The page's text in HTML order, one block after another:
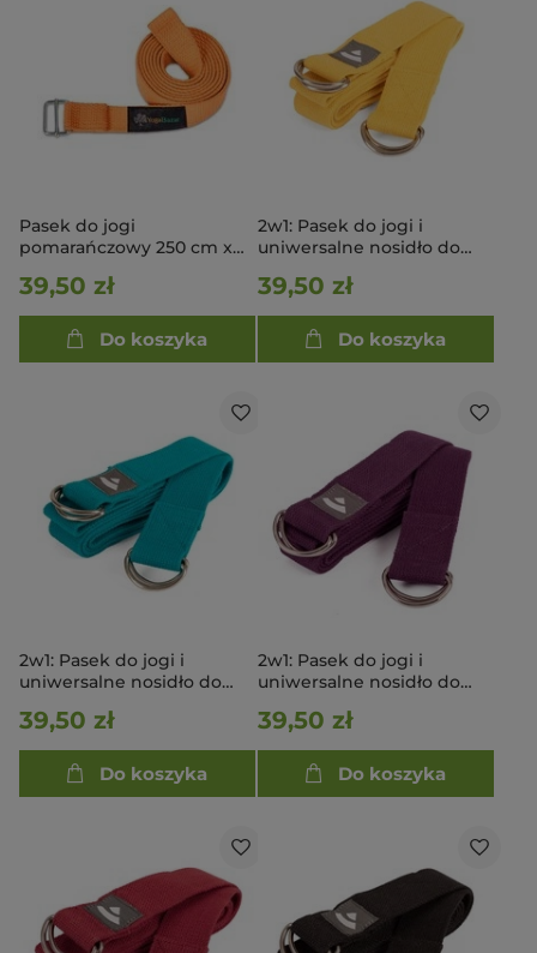
Pasek do jogi
pomarańczowy 250 cm x
39,50 zł
Do koszyka
2w1: Pasek do jogi i
uniwersalne nosidło do
39,50 zł
Do koszyka
2w1: Pasek do jogi i
uniwersalne nosidło do
39,50 zł
Do koszyka
2w1: Pasek do jogi i
uniwersalne nosidło do
39,50 zł
Do koszyka